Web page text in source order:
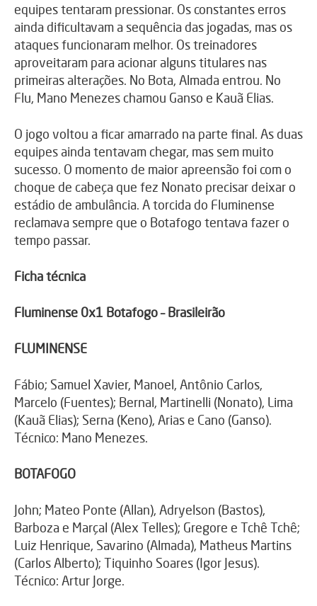
equipes tentaram pressionar. Os constantes erros
ainda dificultavam a sequência das jogadas, mas os
ataques funcionaram melhor. Os treinadores
aproveitaram para acionar alguns titulares nas
primeiras alterações. No Bota, Almada entrou. No
Flu, Mano Menezes chamou Ganso e Kauã Elias.
O jogo voltou a ficar amarrado na parte final. As duas
equipes ainda tentavam chegar, mas sem muito
sucesso. O momento de maior apreensão foi com o
choque de cabeça que fez Nonato precisar deixar o
estádio de ambulância. A torcida do Fluminense
reclamava sempre que o Botafogo tentava fazer o
tempo passar.
Ficha técnica
Fluminense 0x1 Botafogo – Brasileirão
FLUMINENSE
Fábio; Samuel Xavier, Manoel, Antônio Carlos,
Marcelo (Fuentes); Bernal, Martinelli (Nonato), Lima
(Kauã Elias); Serna (Keno), Arias e Cano (Ganso).
Técnico: Mano Menezes.
BOTAFOGO
John; Mateo Ponte (Allan), Adryelson (Bastos),
Barboza e Marçal (Alex Telles); Gregore e Tchê Tchê;
Luiz Henrique, Savarino (Almada), Matheus Martins
(Carlos Alberto); Tiquinho Soares (Igor Jesus).
Técnico: Artur Jorge.